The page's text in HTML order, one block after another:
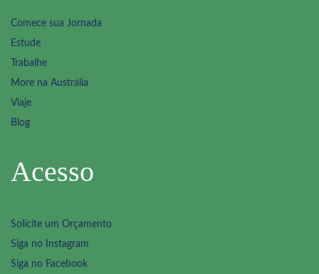
Comece sua Jornada
Estude
Trabalhe
More na Austrália
Viaje
Blog
Acesso
Solicite um Orçamento
Siga no Instagram
Siga no Facebook